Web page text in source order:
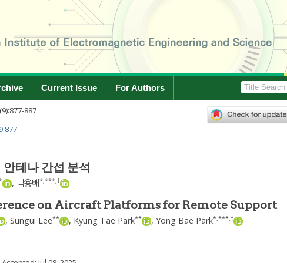
Current Issue For Authors
(9):877-887
테나 간섭 분석
, 박용배*,***,†
on Aircraft Platforms for Remote Support
, Sungui Lee** , Kyung Tae Park** , Yong Bae Park*,***,†